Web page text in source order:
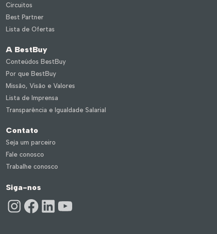
Circuitos
Best Partner
Lista de Ofertas
A BestBuy
Conteúdos BestBuy
Por que BestBuy
Missão, Visão e Valores
Lista de Imprensa
Transparência e Igualdade Salarial
Contato
Seja um parceiro
Fale conosco
Trabalhe conosco
Siga-nos